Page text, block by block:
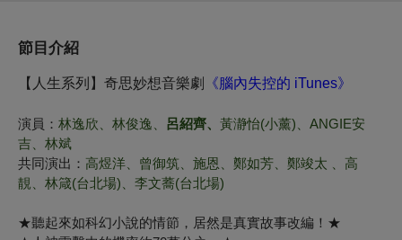
節目介紹
【人生系列】奇思妙想音樂劇 《腦內失控的 iTunes》
演員： 林逸欣、林俊逸、 呂紹齊、 黃瀞怡(小薰)、ANGIE安
吉、林斌
共同演出： 高煜洋、曾御筑、施恩、鄭如芳、鄭竣太 、高
靚、林箴(台北場)、李文蕎(台北場)
★聽起來如科幻小說的情節，居然是真實故事改編！ ★